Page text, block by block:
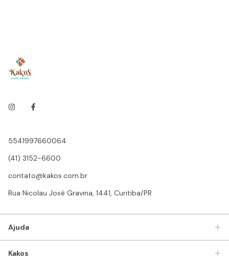
5541997660064
(41) 3152-6600
contato@kakos.com.br
Rua Nicolau José Gravina, 1441, Curitiba/PR
Ajuda
Kakos